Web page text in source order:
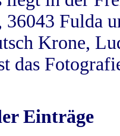
36043 Fulda
Krone,
das
Einträge